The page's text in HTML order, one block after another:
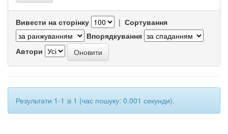
Вивести на сторінку | Сортування
Впорядкування
Автори
Результати 1-1 зі 1 (час пошуку: 0.001 секунди).